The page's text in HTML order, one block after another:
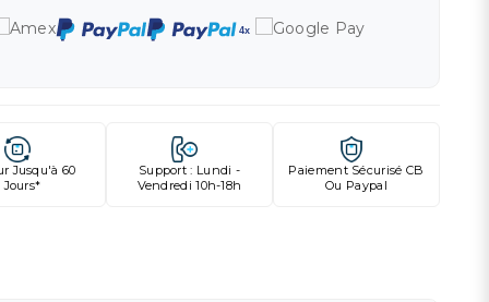
Jusqu'à 60
Jours*
Support : Lundi -
Vendredi 10h-18h
Paiement Sécurisé CB
Ou Paypal